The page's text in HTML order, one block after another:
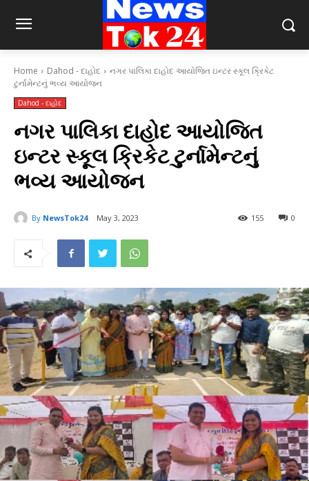
Home Dahod - દાહોદ
નગર પાલિકા દાહોદ આયોજિત ઇન્ટર સ્કૂલ ક્રિકેટ
ટુર્નામેન્ટનું ભવ્ય આયોજન
Dahod - દાહોદ
નગર પાલિકા દાહોદ આયોજિત
ઇન્ટર સ્કૂલ ક્રિકેટ ટુર્નામેન્ટનું
ભવ્ય આયોજન
By NewsTok24 May 3, 2023 0
155